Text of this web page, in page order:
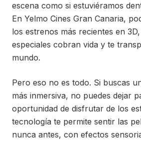
escena como si estuviéramos
En Yelmo Cines Gran Canaria,
los estrenos más recientes en
especiales cobran vida y te
mundo.
Pero eso no es todo. Si buscas
más inmersiva, no puedes dejar
oportunidad de disfrutar de los
tecnología te permite sentir las
nunca antes, con efectos